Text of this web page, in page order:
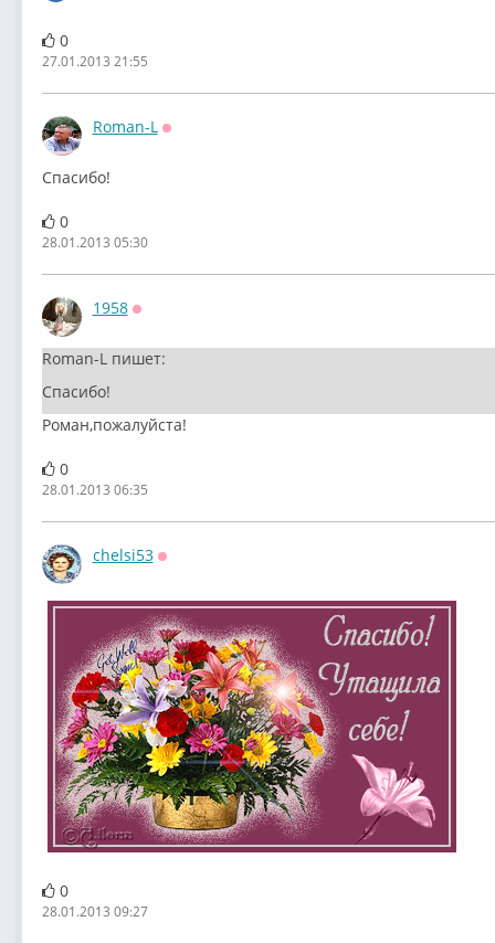
0
27.01.2013 21:55
Roman-L
Спасибо!
0
28.01.2013 05:30
1958
Roman-L пишет:
Спасибо!
Роман,пожалуйста!
0
28.01.2013 06:35
chelsi53
0
28.01.2013 09:27